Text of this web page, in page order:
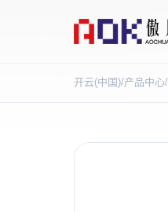
开云(中国)/产品中心/